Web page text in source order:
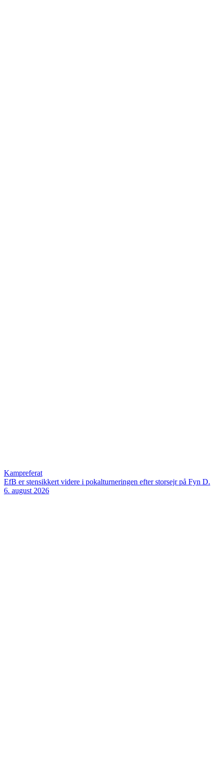
Kampreferat
EfB er stensikkert videre i pokalturneringen efter storsejr på Fyn D.
6. august 2026